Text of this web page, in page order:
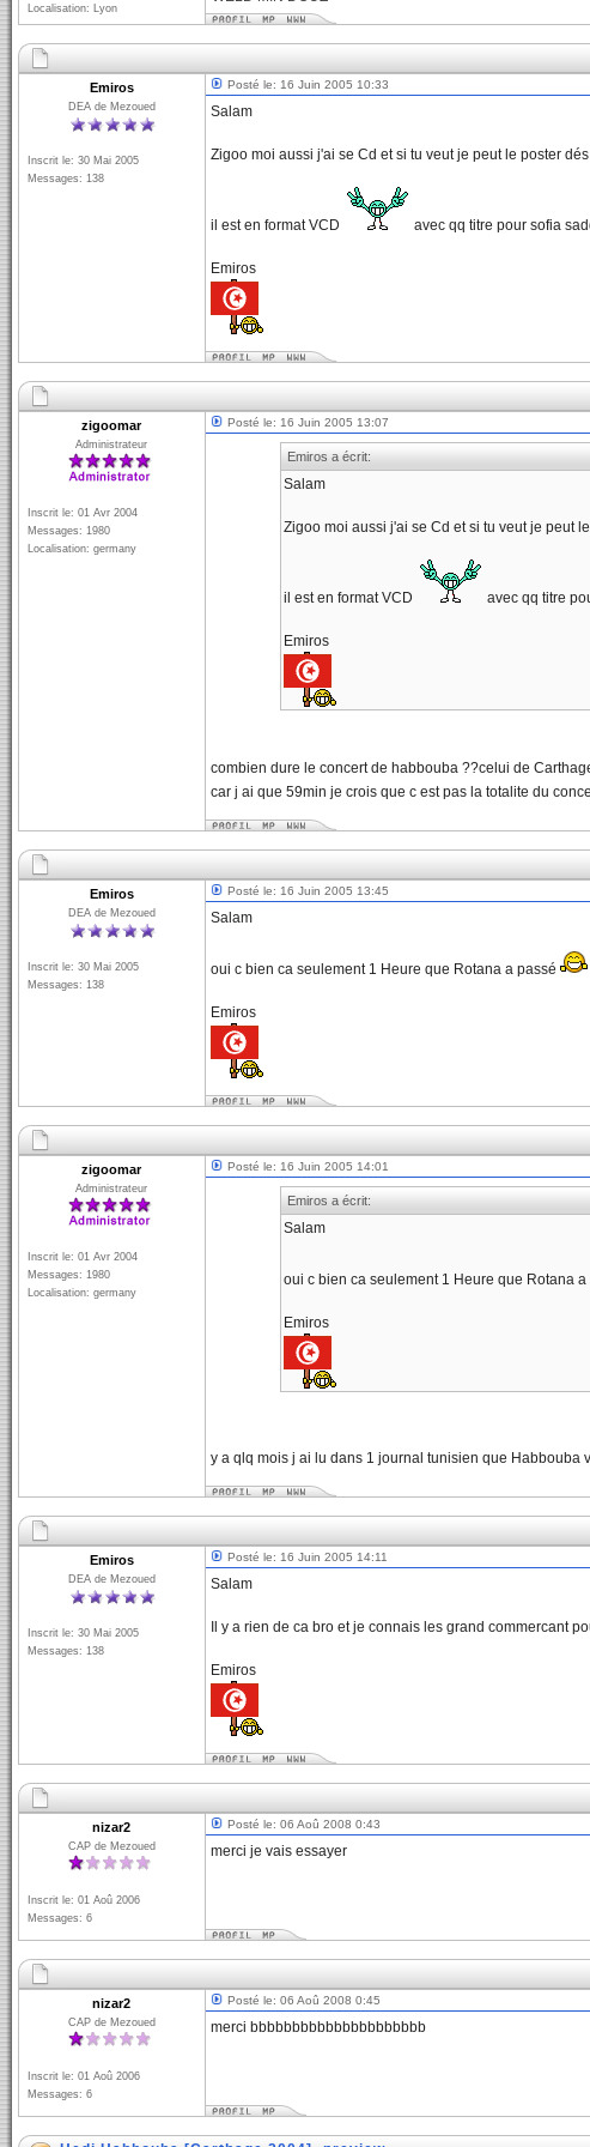
Localisation: Lyon
Emiros
DEA de Mezoued
Inscrit le: 30 Mai 2005
Messages: 138
Posté le: 16 Juin 2005 10:33
Salam
Zigoo moi aussi j'ai se Cd et si tu veut je peut le poster
il est en format VCD avec qq titre pour sofia
Emiros
zigoomar
Administrateur
Inscrit le: 01 Avr 2004
Messages: 1980
Localisation: germany
Posté le: 16 Juin 2005 13:07
Emiros a écrit:
Salam
Zigoo moi aussi j'ai se Cd et si tu veut je peut
il est en format VCD avec qq titre
Emiros
combien dure le concert de habbouba ??celui de
car j ai que 59min je crois que c est pas la totalite du
Emiros
DEA de Mezoued
Inscrit le: 30 Mai 2005
Messages: 138
Posté le: 16 Juin 2005 13:45
Salam
oui c bien ca seulement 1 Heure que Rotana a passé
Emiros
zigoomar
Administrateur
Inscrit le: 01 Avr 2004
Messages: 1980
Localisation: germany
Posté le: 16 Juin 2005 14:01
Emiros a écrit:
Salam
oui c bien ca seulement 1 Heure que Rotana a
Emiros
y a qlq mois j ai lu dans 1 journal tunisien que Habbouba
Emiros
DEA de Mezoued
Inscrit le: 30 Mai 2005
Messages: 138
Posté le: 16 Juin 2005 14:11
Salam
Il y a rien de ca bro et je connais les grand commercant
Emiros
nizar2
CAP de Mezoued
Inscrit le: 01 Aoû 2006
Messages: 6
Posté le: 06 Aoû 2008 0:43
merci je vais essayer
nizar2
CAP de Mezoued
Inscrit le: 01 Aoû 2006
Messages: 6
Posté le: 06 Aoû 2008 0:45
merci bbbbbbbbbbbbbbbbbbbbb